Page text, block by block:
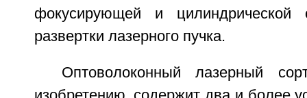
фокусирующей и цилиндрической
развертки лазерного пучка.
Оптоволоконный лазерный